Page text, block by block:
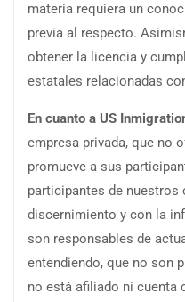
materia requiera un
previa al respecto.
obtener la licencia y
estatales relacionadas
En cuanto a US
empresa privada, que no
promueve a sus
participantes de nuestros
discernimiento y con la
son responsables de
entendiendo, que no son
no está afiliado ni cuenta